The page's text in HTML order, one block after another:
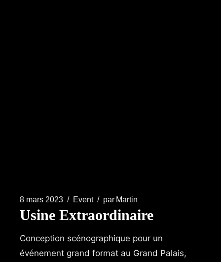
8 mars 2023 Event par Martin
Usine Extraordinaire
Conception scénographique pour un
événement grand format au Grand Palais,